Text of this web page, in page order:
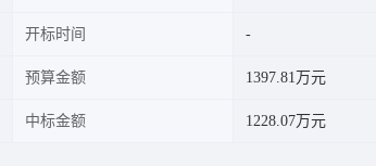
开标时间
预算金额 1397.81万元
中标金额 1228.07万元